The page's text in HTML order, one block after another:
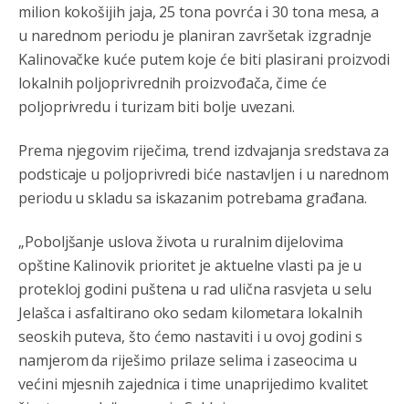
milion kokošijih jaja, 25 tona povrća i 30 tona mesa, a
u narednom periodu je planiran završetak izgradnje
Kalinovačke kuće putem koje će biti plasirani proizvodi
lokalnih poljoprivrednih proizvođača, čime će
poljoprivredu i turizam biti bolje uvezani.
Prema njegovim riječima, trend izdvajanja sredstava za
podsticaje u poljoprivredi biće nastavljen i u narednom
periodu u skladu sa iskazanim potrebama građana.
„Poboljšanje uslova života u ruralnim dijelovima
opštine Kalinovik prioritet je aktuelne vlasti pa je u
protekloj godini puštena u rad ulična rasvjeta u selu
Jelašca i asfaltirano oko sedam kilometara lokalnih
seoskih puteva, što ćemo nastaviti i u ovoj godini s
namjerom da riješimo prilaze selima i zaseocima u
većini mjesnih zajednica i time unaprijedimo kvalitet